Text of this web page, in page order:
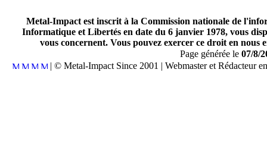
Metal-Impact est inscrit à la Commission nationale de
Informatique et Libertés en date du 6 janvier 1978, vous
vous concernent. Vous pouvez exercer ce droit en
Page générée le 07/8/
| © Metal-Impact Since 2001 | Webmaster et Rédacteur